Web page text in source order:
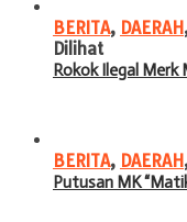
BERITA, DAERAH
Dilihat
Rokok Ilegal Merk
BERITA, DAERAH
Putusan MK